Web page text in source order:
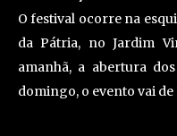
O festival ocorre na
da Pátria, no Jardim
amanhã, a abertura
domingo, o evento vai de